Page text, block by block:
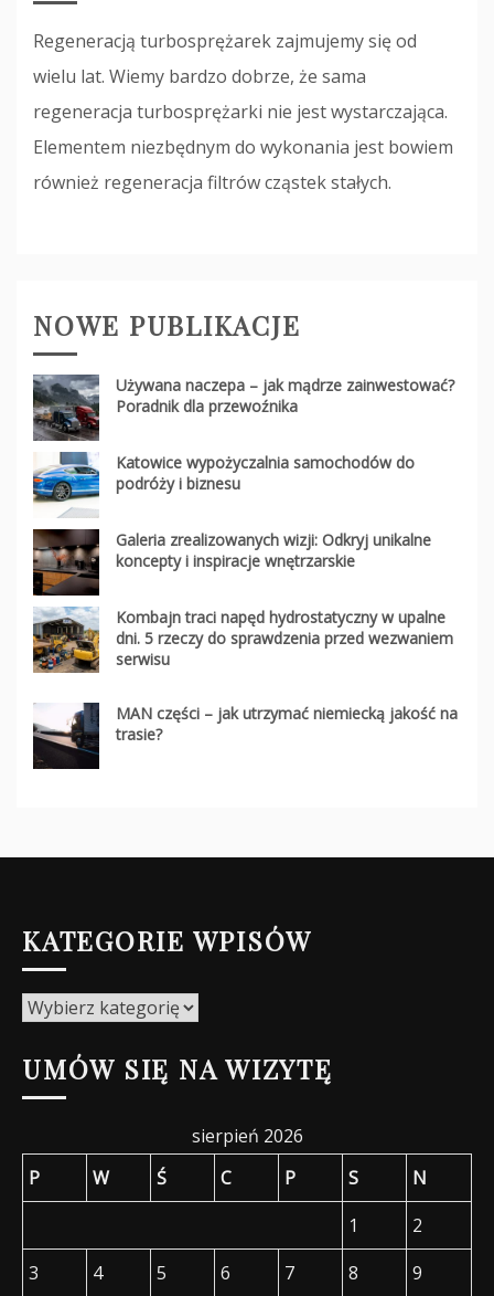
Regeneracją turbosprężarek zajmujemy się od
wielu lat. Wiemy bardzo dobrze, że sama
regeneracja turbosprężarki nie jest wystarczająca.
Elementem niezbędnym do wykonania jest bowiem
również regeneracja filtrów cząstek stałych.
NOWE PUBLIKACJE
Używana naczepa – jak mądrze zainwestować?
Poradnik dla przewoźnika
Katowice wypożyczalnia samochodów do
podróży i biznesu
Galeria zrealizowanych wizji: Odkryj unikalne
koncepty i inspiracje wnętrzarskie
Kombajn traci napęd hydrostatyczny w upalne
dni. 5 rzeczy do sprawdzenia przed wezwaniem
serwisu
MAN części – jak utrzymać niemiecką jakość na
trasie?
KATEGORIE WPISÓW
Kategorie
UMÓW SIĘ NA WIZYTĘ
sierpień 2026
P
W Ś C P S
N
1
2
3
4 5 6 7 8 9